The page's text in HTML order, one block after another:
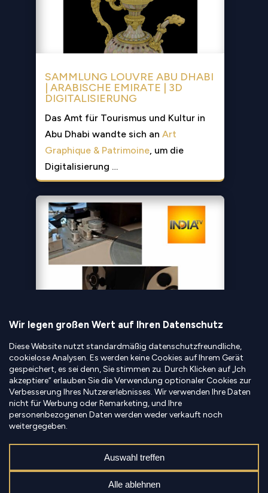
SAMMLUNG LOUVRE ABU DHABI
| ARABISCHE EMIRATE | 3D
DIGITALISIERUNG
Das Amt für Tourismus und Kultur in
Abu Dhabi wandte sich an Art
Graphique & Patrimoine, um die
Digitalisierung …
INDIEN TV I AUDIOVISUELLE
DIGITALISIERUNG
INDIA TV hat mit der Digitalisierung
von 31.000 Stunden Archivmaterial ab
Juli 2023 die Modernisierung seiner